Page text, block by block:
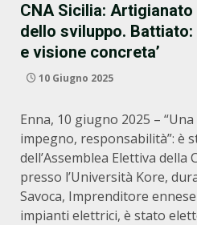
CNA Sicilia:
dello sviluppo.
e visione concreta’
10 Giugno 2025
Enna, 10 giugno 2025 –
impegno, responsabilità”: è
dell’Assemblea Elettiva della
presso l’Università Kore,
Savoca, Imprenditore
impianti elettrici, è stato